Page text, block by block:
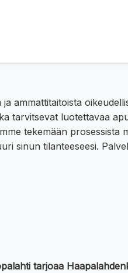
ammattitaitoista
tarvitsevat luotettavaa
tekemään
sinun tilanteeseesi.
tarjoaa